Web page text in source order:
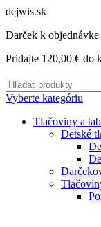
dejwis.sk
Darček k objednávke
Pridajte 120,00 € do
Vyberte kategóriu
Tlačoviny a
Detské